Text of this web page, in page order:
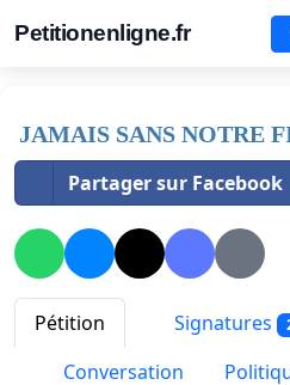
Petitionenligne.fr
JAMAIS SANS NOTRE
Partager sur Facebook
Pétition Signatures
Conversation